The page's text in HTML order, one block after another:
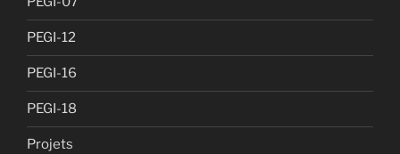
PEGI-12
PEGI-16
PEGI-18
Projets